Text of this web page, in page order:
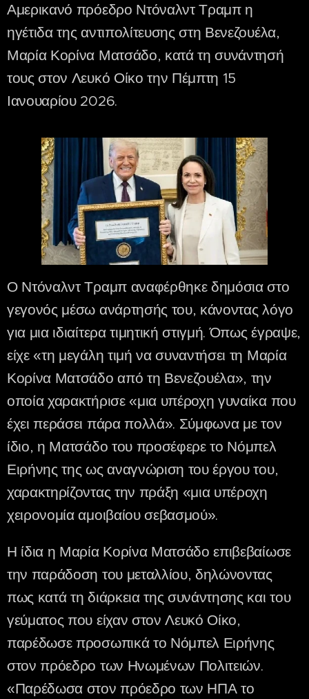
Αμερικανό πρόεδρο Ντόναλντ Τραμπ η
ηγέτιδα της αντιπολίτευσης στη Βενεζουέλα,
Μαρία Κορίνα Ματσάδο, κατά τη συνάντησή
τους στον Λευκό Οίκο την Πέμπτη 15
Ιανουαρίου 2026.
Ο Ντόναλντ Τραμπ αναφέρθηκε δημόσια στο
γεγονός μέσω ανάρτησής του, κάνοντας λόγο
για μια ιδιαίτερα τιμητική στιγμή. Όπως έγραψε,
είχε «τη μεγάλη τιμή να συναντήσει τη Μαρία
Κορίνα Ματσάδο από τη Βενεζουέλα», την
οποία χαρακτήρισε «μια υπέροχη γυναίκα που
έχει περάσει πάρα πολλά». Σύμφωνα με τον
ίδιο, η Ματσάδο του προσέφερε το Νόμπελ
Ειρήνης της ως αναγνώριση του έργου του,
χαρακτηρίζοντας την πράξη «μια υπέροχη
χειρονομία αμοιβαίου σεβασμού».
Η ίδια η Μαρία Κορίνα Ματσάδο επιβεβαίωσε
την παράδοση του μεταλλίου, δηλώνοντας
πως κατά τη διάρκεια της συνάντησης και του
γεύματος που είχαν στον Λευκό Οίκο,
παρέδωσε προσωπικά το Νόμπελ Ειρήνης
στον πρόεδρο των Ηνωμένων Πολιτειών.
«Παρέδωσα στον πρόεδρο των ΗΠΑ το